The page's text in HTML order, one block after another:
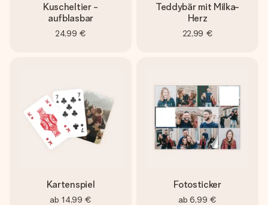
Kuscheltier -
aufblasbar
24,99 €
Teddybär mit Milka-
Herz
22,99 €
Kartenspiel
ab 14,99 €
Fotosticker
ab 6,99 €